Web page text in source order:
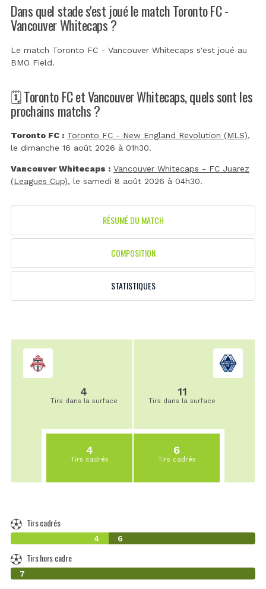
Dans quel stade s'est joué le match Toronto FC -
Vancouver Whitecaps ?
Le match Toronto FC - Vancouver Whitecaps s'est joué au
BMO Field.
🗓️ Toronto FC et Vancouver Whitecaps, quels sont les
prochains matchs ?
Toronto FC : Toronto FC - New England Revolution (MLS),
le dimanche 16 août 2026 à 01h30.
Vancouver Whitecaps : Vancouver Whitecaps - FC Juarez
(Leagues Cup), le samedi 8 août 2026 à 04h30.
RÉSUMÉ DU MATCH
COMPOSITION
STATISTIQUES
4
Tirs dans la surface
4
Tirs cadrés
11
Tirs dans la surface
6
Tirs cadrés
Tirs cadrés
4 6
Tirs hors cadre
0
7